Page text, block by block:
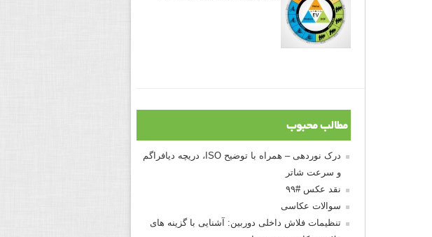
مطالب محبوب
درک نوردهی – همراه با توضیح ISO، دریچه دیافراگم
و سرعت شاتر
نقد عکس #۹۹
سوالات عکاسی
تنظیمات فلاش داخلی دوربین: آشنایی با گزینه های